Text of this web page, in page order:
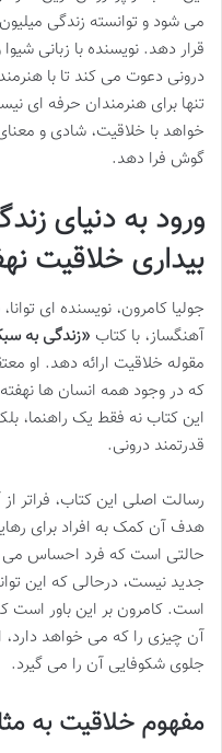
می شود و توانسته زندگی
قرار دهد. نویسنده با زبانی
درونی دعوت می کند تا با
تنها برای هنرمندان حرفه ای
خواهد با خلاقیت، شادی و
گوش فرا دهد.
ورود به دنیای
بیداری خلاقیت
جولیا کامرون، نویسنده ای
آهنگساز، با کتاب «زندگی به
مقوله خلاقیت ارائه دهد. او
که در وجود همه انسان ها
این کتاب نه فقط یک راهنما،
قدرتمند درونی.
رسالت اصلی این کتاب، فراتر
هدف آن کمک به افراد برای
حالتی است که فرد احساس می
جدید نیست، درحالی که این
است. کامرون بر این باور است
آن چیزی را که می خواهد
جلوی شکوفایی آن را می گیرد.
مفهوم خلاقیت به